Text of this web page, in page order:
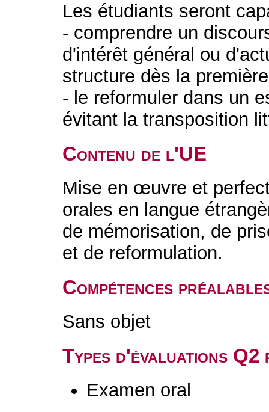
Les étudiants seront
- comprendre un
d'intérêt général ou
structure dès la
- le reformuler dans un
évitant la transposition
Contenu de l'UE
Mise en œuvre et
orales en langue
de mémorisation, de
et de reformulation.
Compétences
Sans objet
Types d'évaluations
Examen oral